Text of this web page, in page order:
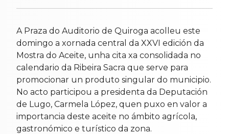
A Praza do Auditorio de Quiroga acolleu este
domingo a xornada central da XXVI edición da
Mostra do Aceite, unha cita xa consolidada no
calendario da Ribeira Sacra que serve para
promocionar un produto singular do municipio.
No acto participou a presidenta da Deputación
de Lugo, Carmela López, quen puxo en valor a
importancia deste aceite no ámbito agrícola,
gastronómico e turístico da zona.